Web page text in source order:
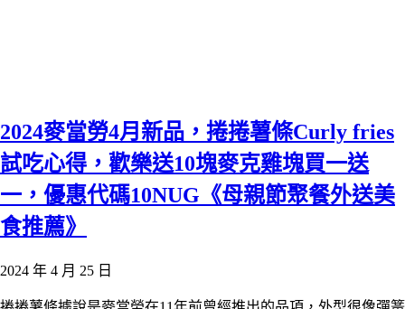
2024麥當勞4月新品，捲捲薯條Curly fries
試吃心得，歡樂送10塊麥克雞塊買一送
一，優惠代碼10NUG《母親節聚餐外送美
食推薦》
2024 年 4 月 25 日